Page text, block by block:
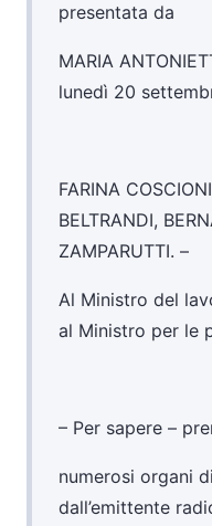
presentata da
MARIA
lunedì 20
FARINA
BELTRANDI,
ZAMPARUTTI. –
Al Ministro del
al Ministro per le
– Per sapere –
numerosi organi
dall’emittente